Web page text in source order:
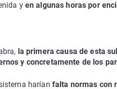
y en algunas horas por
la primera causa de esta
y concretamente de los
harían falta normas con